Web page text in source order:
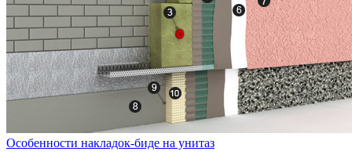
Особенности накладок-биде на унитаз